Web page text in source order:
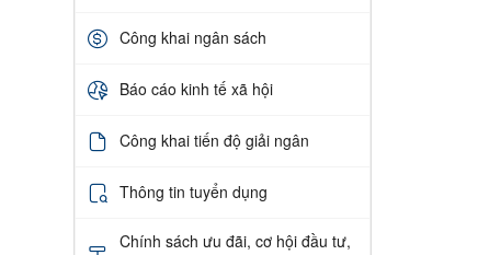
Công khai ngân sách
Báo cáo kinh tế xã hội
Công khai tiến độ giải ngân
Thông tin tuyển dụng
Chính sách ưu đãi, cơ hội đầu tư,